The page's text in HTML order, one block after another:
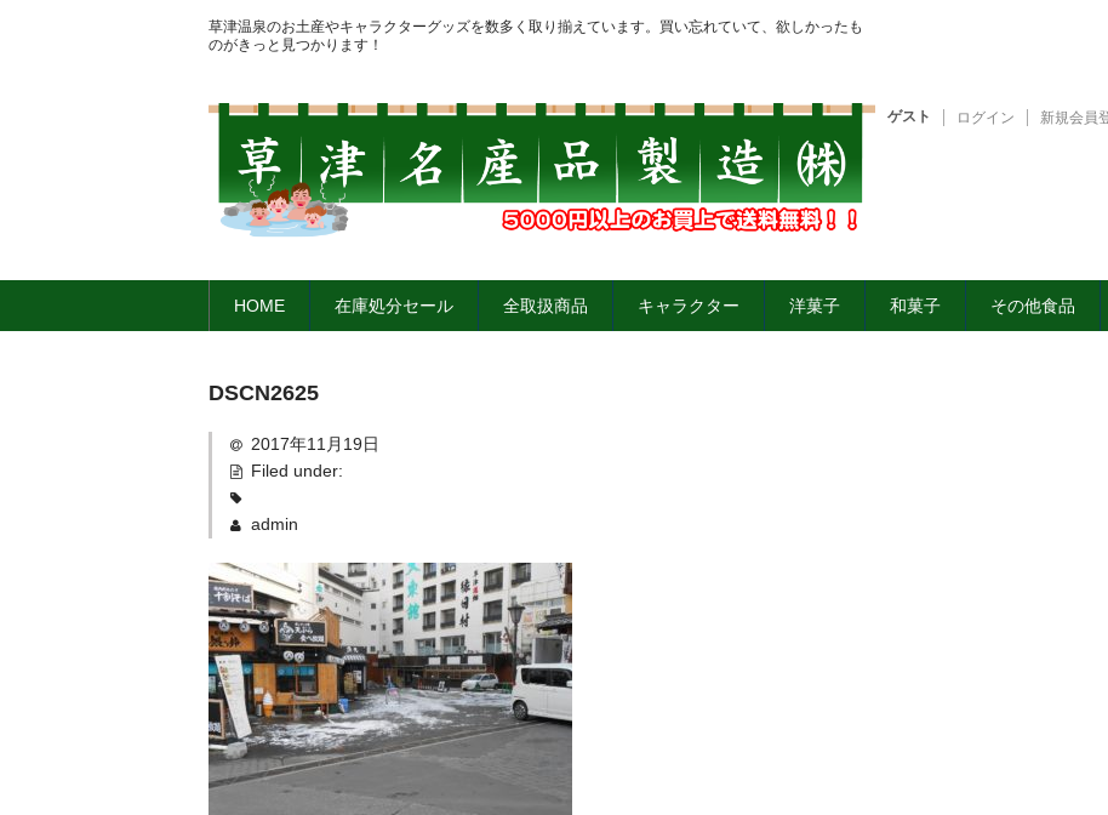
草津温泉のお土産やキャラクターグッズを数多く取り揃えています。買い忘れていて、欲しかったも
のがきっと見つかります！
ゲスト ログイン 新規会員
HOME 在庫処分セール 全取扱商品 キャラクター 洋菓子 和菓子 その他食品
DSCN2625
2017年11月19日
Filed under:
admin